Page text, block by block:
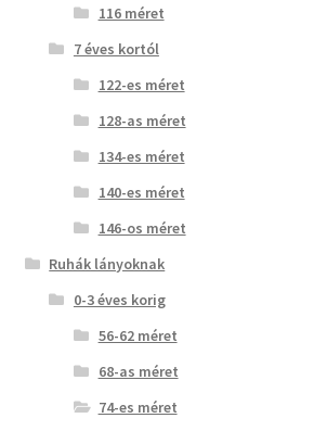
116 méret
7 éves kortól
122-es méret
128-as méret
134-es méret
140-es méret
146-os méret
Ruhák lányoknak
0-3 éves korig
56-62 méret
68-as méret
74-es méret